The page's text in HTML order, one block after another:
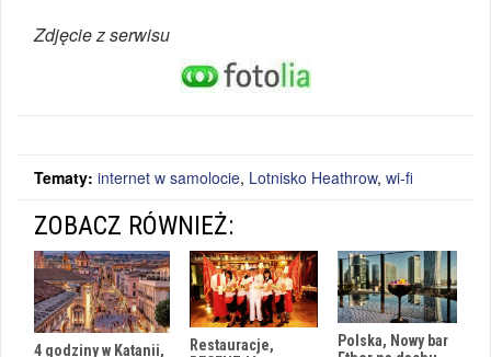
Zdjęcie z serwisu
Tematy: internet w samolocie, Lotnisko Heathrow, wi-fi
ZOBACZ RÓWNIEŻ:
4 godziny w Katanii,
Restauracje,
Polska, Nowy bar